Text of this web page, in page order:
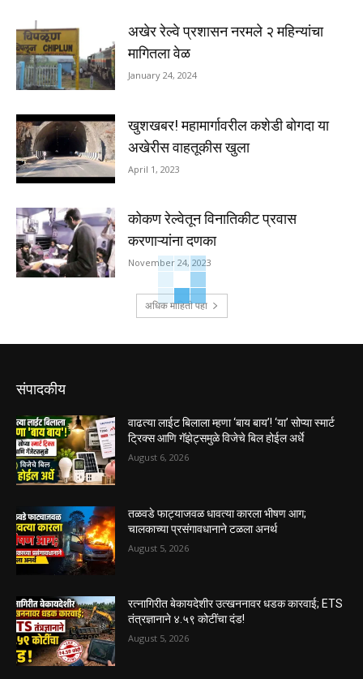
अखेर रेल्वे प्रशासन नरमले २ महिन्यांचा
मागितला वेळ
January 24, 2024
खुशखबर! महामार्गावरील कशेडी बोगदा या
अखेरीस वाहतूकीस खुला
April 1, 2023
कोकण रेल्वेतून विनातिकीट प्रवास
करणाऱ्यांना दणका
November 24, 2023
अधिक माहिती पहा
संपादकीय
वाढत्या लाईट बिलाला म्हणा ‘बाय बाय’! ‘या’ सोप्या स्मार्ट
ट्रिक्स आणि गॅझेट्समुळे विजेचे बिल होईल अर्धे
August 6, 2026
तळवडे फाट्याजवळ धावत्या कारला भीषण आग;
चालकाच्या प्रसंगावधानाने टळला अनर्थ
August 5, 2026
रत्नागिरीत बेकायदेशीर उत्खननावर धडक कारवाई; ETS
तंत्रज्ञानाने ४.५९ कोटींचा दंड!
August 5, 2026